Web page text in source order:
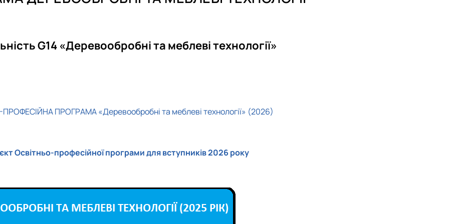
науковий гурток "Маляр'ОК"
(доктор філософії)
G14 «Деревообробні та меблеві технології»
ПРОГРАМА «Деревообробні та меблеві технології» (2026)
Освітньо-професійної програми для вступників 2026 року